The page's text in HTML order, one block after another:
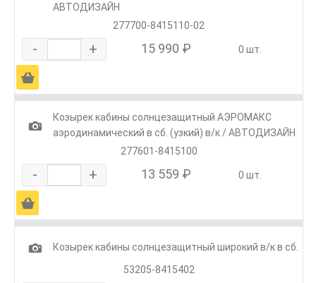
АВТОДИЗАЙН
277700-8415110-02
- + 15 990 ₽ 0 шт.
Ä
1
Козырек кабины солнцезащитный AЭРОМАКС
аэродинамический в сб. (узкий) в/к / АВТОДИЗАЙН
277601-8415100
- + 13 559 ₽ 0 шт.
Ä
1
Козырек кабины солнцезащитный широкий в/к в сб.
53205-8415402